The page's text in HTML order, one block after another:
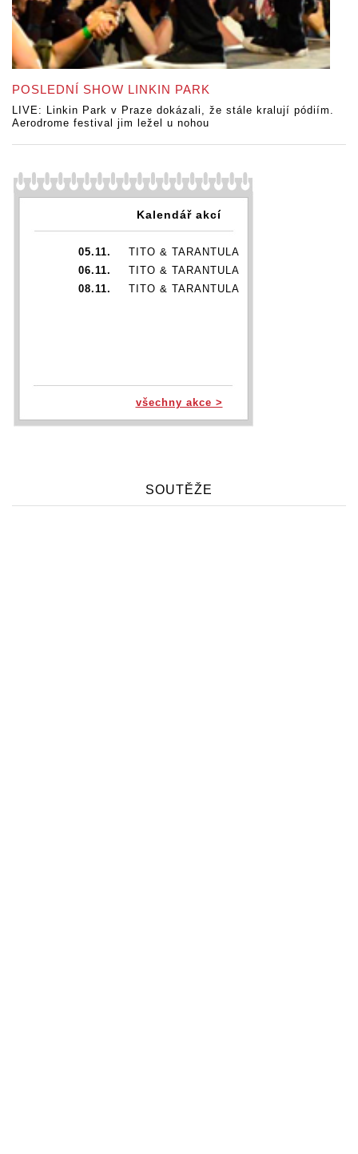
POSLEDNÍ SHOW LINKIN PARK
LIVE: Linkin Park v Praze dokázali, že stále kralují pódiím.
Aerodrome festival jim ležel u nohou
Kalendář akcí
05.11.
TITO & TARANTULA
06.11.
TITO & TARANTULA
08.11.
TITO & TARANTULA
všechny akce >
SOUTĚŽE